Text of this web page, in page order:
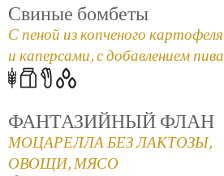
Свиные бомбеты
С пеной из копченого картофеля
и каперсами, с добавлением пива
ФАНТАЗИЙНЫЙ ФЛАН
МОЦАРЕЛЛА БЕЗ ЛАКТОЗЫ,
ОВОЩИ, МЯСО